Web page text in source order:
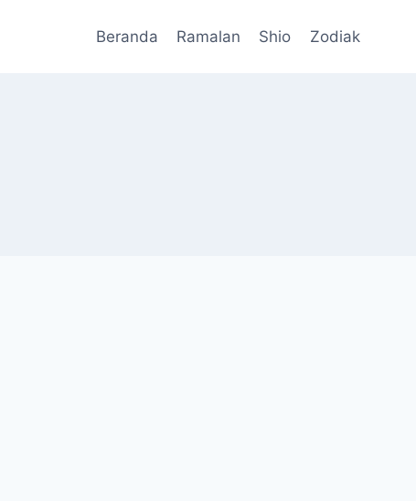
Beranda Ramalan Shio Zodiak